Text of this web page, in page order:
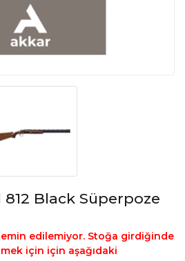
Black Süperpoze
edilemiyor. Stoğa girdiğinde
için için aşağıdaki